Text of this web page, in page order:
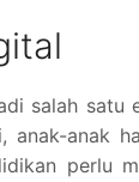
salah satu
anak
perlu